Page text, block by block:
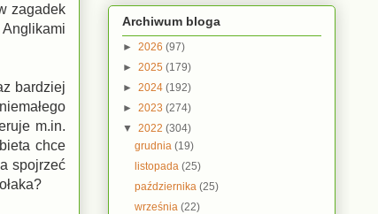
zagadek
bardziej
m.in.
chce
spojrzeć
Archiwum bloga
► 2026 (97)
► 2025 (179)
► 2024 (192)
► 2023 (274)
▼ 2022 (304)
grudnia(19)
listopada(25)
października(25)
września(22)